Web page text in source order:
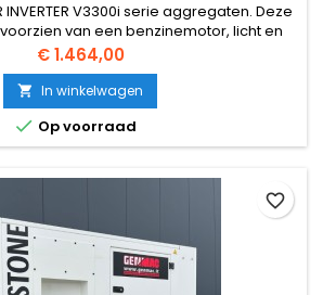
INVERTER V3300i serie aggregaten. Deze
van een benzinemotor, licht en
en elektronische
AVR. Geschikt voor verschillende
backup, camping, hobby apparatuur
enz.
Prijs
€ 1.464,00
 In winkelwagen
 Op voorraad
favorite_border